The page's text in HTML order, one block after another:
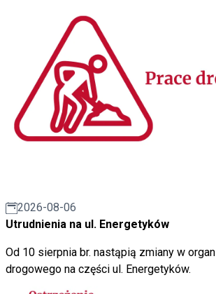
2026-08-06
Utrudnienia na ul. Energetyków
Od 10 sierpnia br. nastąpią zmiany w
drogowego na części ul. Energetyków.